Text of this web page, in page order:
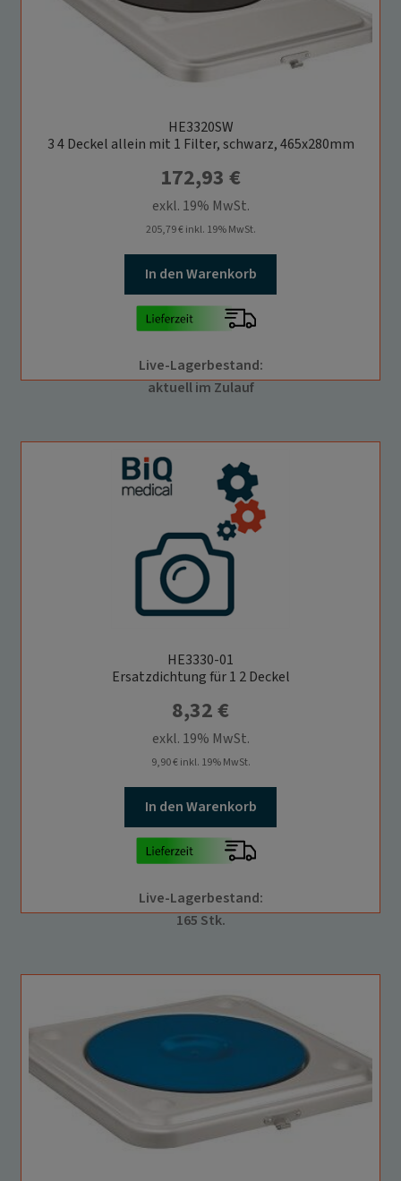
HE3320SW
3 4 Deckel allein mit 1 Filter, schwarz, 465x280mm
172,93 €
exkl. 19% MwSt.
205,79€inkl. 19% MwSt.
In den Warenkorb
Live-Lagerbestand:
aktuell im Zulauf
HE3330-01
Ersatzdichtung für 1 2 Deckel
8,32€
exkl. 19% MwSt.
9,90€inkl. 19% MwSt.
In den Warenkorb
Live-Lagerbestand:
165 Stk.